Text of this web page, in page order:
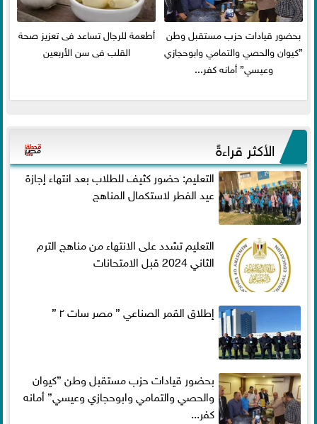
بحضور قيادات حزب مستقبل وطن
”كيوان والحصي والتمامي وابوحجازي
وعيسي” أمانه كفر...
أطعمة للرجال تساعد فى تعزيز صحة
القلب فى سن الأربعين
الأكثر قراءةً
التعليم: حضور كثيف للطلاب بعد انتهاء إجازة
عيد الفطر لاستكمال المناهج
التعليم تشدد على الانتهاء من مناهج الترم
الثاني 2024 قبل الامتحانات
إطلاق القمر الصناعي ” مصر سات ٢ ”
بحضور قيادات حزب مستقبل وطن ”كيوان
والحصي والتمامي وابوحجازي وعيسي” أمانه
كفر...